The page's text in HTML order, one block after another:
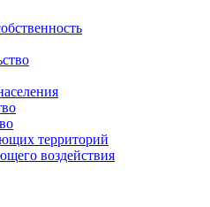
территорий
воздействия